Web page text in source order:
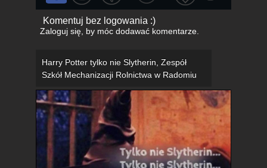
Komentuj bez logowania :)
Zaloguj się, by móc dodawać komentarze.
Harry Potter tylko nie Slytherin, Zespół
Szkół Mechanizacji Rolnictwa w Radomiu